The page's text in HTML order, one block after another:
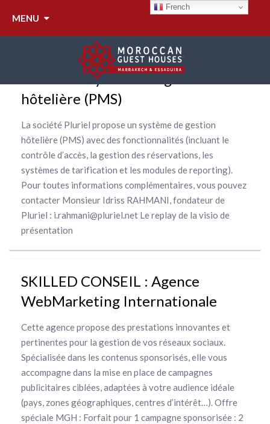
MENU
MARKETING,
NUMÉRIQUE
PLURIEL : système de gestion
hôtelière (PMS)
La société Pluriel propose un système de gestion
hôtelière (PMS) avec des fonctionnalités (incluant le
contrôle d’accès, la gestion des réservations, les
systèmes de tarification et les modules de reporting).
Pour toutes informations complémentaires, vous pouvez
contacter Monsieur Idriss RAHMANI, fondateur de
Pluriel : i.rahmani@pluriel.net Le replay de la visio de
présentation
SKILLED CONSEIL : Agence
WebMarketing Internationale
Cette agence propose des prestations innovantes et
pertinentes pour la gestion de vos réseaux sociaux.
Spécialisée dans les contenus sponsorisés, elle vous
accompagne dans la mise en place de campagnes
publicitaires ciblées, adaptées à votre audience idéale
(pays, zones géographiques, centres d’intérêt…). Offre
spéciale MGH : Forfait pour 1 campagne sponsorisée : 2
French